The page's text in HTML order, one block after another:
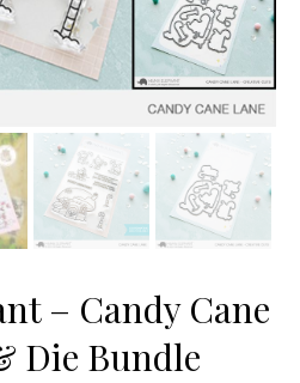
– Candy Cane
Die Bundle